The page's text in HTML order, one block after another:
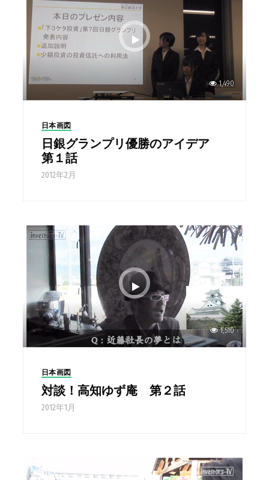
1,490
日本画図
日銀グランプリ優勝のアイデア
第１話
2012年2月
1,510
日本画図
対談！高知ゆず庵 第２話
2012年1月